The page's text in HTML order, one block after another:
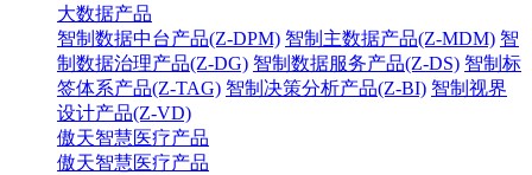
大数据产品
智制数据中台产品(Z-DPM) 智制主数据产品(Z-MDM) 智
制数据治理产品(Z-DG) 智制数据服务产品(Z-DS) 智制标
签体系产品(Z-TAG) 智制决策分析产品(Z-BI) 智制视界
设计产品(Z-VD)
傲天智慧医疗产品
傲天智慧医疗产品